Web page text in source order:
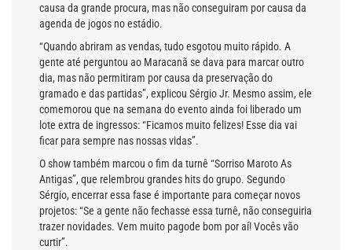
causa da grande procura, mas não conseguiram por causa da
agenda de jogos no estádio.
“Quando abriram as vendas, tudo esgotou muito rápido. A
gente até perguntou ao Maracanã se dava para marcar outro
dia, mas não permitiram por causa da preservação do
gramado e das partidas”, explicou Sérgio Jr. Mesmo assim, ele
comemorou que na semana do evento ainda foi liberado um
lote extra de ingressos: “Ficamos muito felizes! Esse dia vai
ficar para sempre nas nossas vidas”.
O show também marcou o fim da turnê “Sorriso Maroto As
Antigas”, que relembrou grandes hits do grupo. Segundo
Sérgio, encerrar essa fase é importante para começar novos
projetos: “Se a gente não fechasse essa turnê, não conseguiria
trazer novidades. Vem muito pagode bom por aí! Vocês vão
curtir”.